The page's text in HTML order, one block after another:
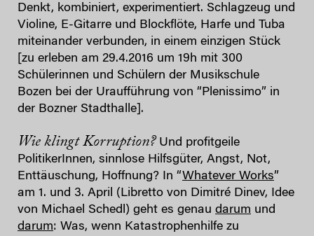
Denkt, kombiniert, experimentiert. Schlagzeug und
Violine, E-Gitarre und Blockflöte, Harfe und Tuba
miteinander verbunden, in einem einzigen Stück
[zu erleben am 29.4.2016 um 19h mit 300
Schülerinnen und Schülern der Musikschule
Bozen bei der Uraufführung von “Plenissimo” in
der Bozner Stadthalle].
Wie klingt Korruption?Und profitgeile
PolitikerInnen, sinnlose Hilfsgüter, Angst, Not,
Enttäuschung, Hoffnung? In “Whatever Works”
am 1. und 3. April (Libretto von Dimitré Dinev, Idee
von Michael Schedl) geht es genau darum und
darum: Was, wenn Katastrophenhilfe zu